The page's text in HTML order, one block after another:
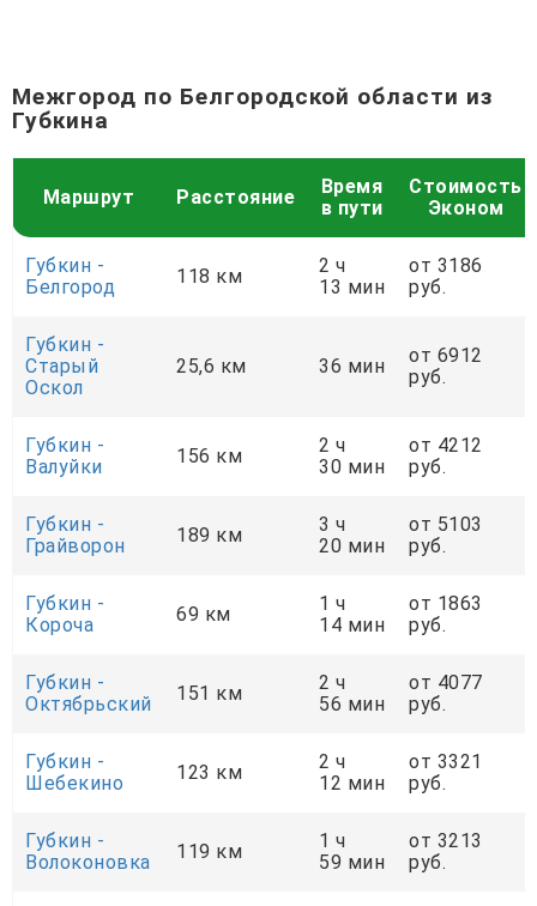
Межгород по Белгородской области из
Губкина
Маршрут Расстояние
Время
в пути
Стоимость
Эконом
Губкин -
Белгород
118 км
2 ч
13 мин
от 3186
руб.
Губкин -
Старый
Оскол
25,6 км 36 мин
от 6912
руб.
Губкин -
Валуйки
156 км
2 ч
30 мин
от 4212
руб.
Губкин -
Грайворон
189 км
3 ч
20 мин
от 5103
руб.
Губкин -
Короча
69 км
1 ч
14 мин
от 1863
руб.
Губкин -
Октябрьский
151 км
2 ч
56 мин
от 4077
руб.
Губкин -
Шебекино
123 км
2 ч
12 мин
от 3321
руб.
Губкин -
Волоконовка
119 км
1 ч
59 мин
от 3213
руб.